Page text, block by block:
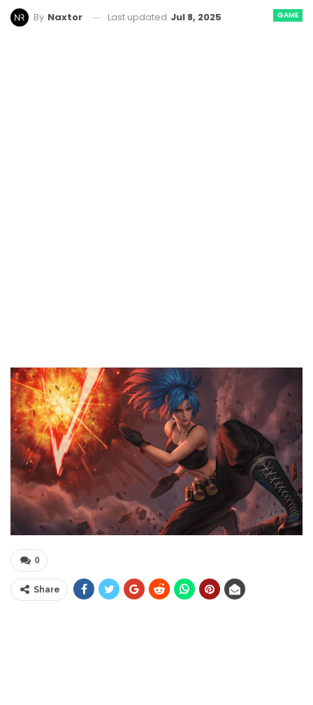
GAME
By Naxtor Last updated Jul 8, 2025
0
Share